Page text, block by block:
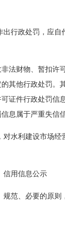
政处罚，应自
财物、暂扣许
其他行政处罚
件行政处罚信
息属于严重失信信
利建设市场经
用信息公示
、必要的原则